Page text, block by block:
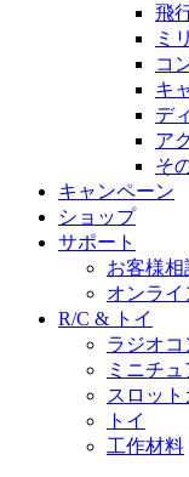
飛
ミ
コ
キ
デ
ア
そ
キャンペーン
ショップ
サポート
お客様相
オンラ
R/C & トイ
ラジオ
ミニチ
スロット
トイ
工作材料